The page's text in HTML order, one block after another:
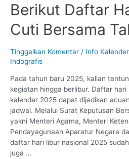
2026
Berikut Daftar
Cuti Bersama
Tinggalkan Komentar / Info Kalender
Indografis
Pada tahun baru 2025, kalian
kegiatan hingga berlibur. Daftar hari
kalender 2025 dapat dijadikan
jadwal. Melalui Surat Keputusan
yakni Menteri Agama, Menteri
Pendayagunaan Aparatur Negara
daftar hari libur nasional 2025
juga …